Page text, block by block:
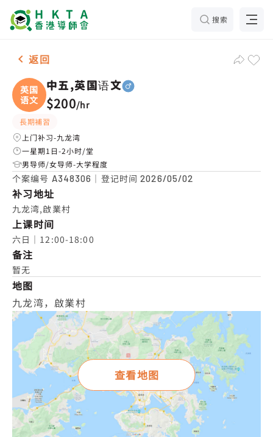
搜索
男-1名 中五,英国语文，九龙湾 补习推介
返回
英国
语文
中五,英国语文
$200/hr
長期補習
上门补习-九龙湾
一星期1日-2小时/堂
男导师/女导师-大学程度
个案编号 A348306 ｜登记时间2026/05/02
补习地址
九龙湾,啟業村
上课时间
六日｜12:00-18:00
备注
暂无
地图
九龙湾，啟業村
查看地图